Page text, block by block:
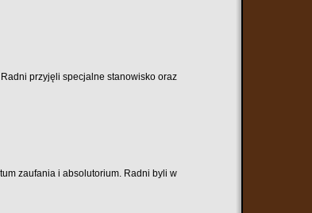
przyjęli specjalne stanowisko oraz
zaufania i absolutorium. Radni byli w